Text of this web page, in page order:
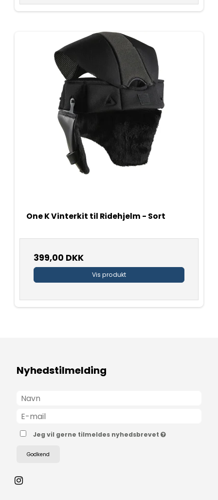
One K Vinterkit til Ridehjelm - Sort
399,00 DKK
Vis produkt
Nyhedstilmelding
Jeg vil gerne tilmeldes nyhedsbrevet
Godkend